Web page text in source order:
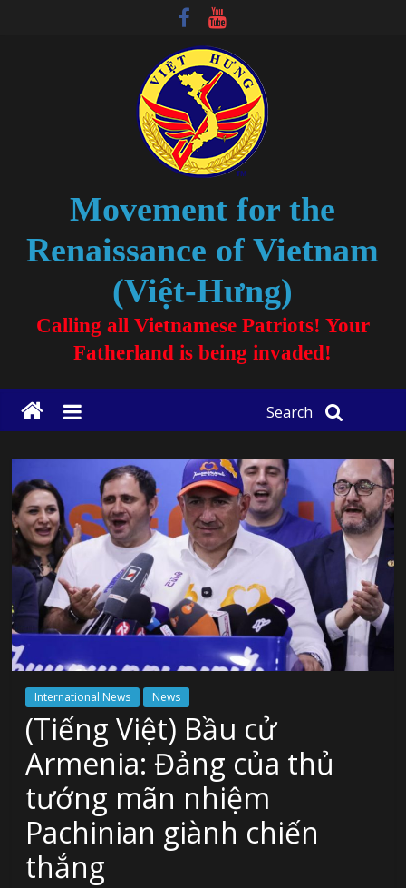
Movement for the
Renaissance of Vietnam
(Việt-Hưng)
Calling all Vietnamese Patriots! Your
Fatherland is being invaded!
Search
International News News
(Tiếng Việt) Bầu cử
Armenia: Đảng của thủ
tướng mãn nhiệm
Pachinian giành chiến
thắng